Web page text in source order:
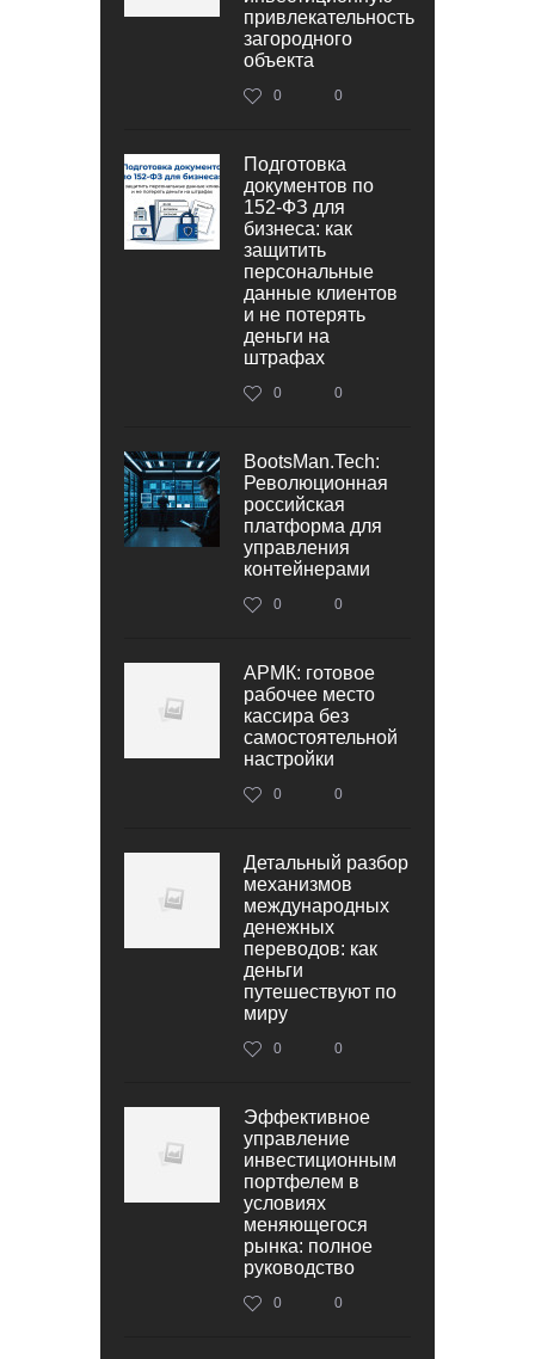
привлекательность
загородного
объекта
0 0
Подготовка
документов по
152‑ФЗ для
бизнеса: как
защитить
персональные
данные клиентов
и не потерять
деньги на
штрафах
0 0
BootsMan.Tech:
Революционная
российская
платформа для
управления
контейнерами
0 0
АРМК: готовое
рабочее место
кассира без
самостоятельной
настройки
0 0
Детальный разбор
механизмов
международных
денежных
переводов: как
деньги
путешествуют по
миру
0 0
Эффективное
управление
инвестиционным
портфелем в
условиях
меняющегося
рынка: полное
руководство
0 0